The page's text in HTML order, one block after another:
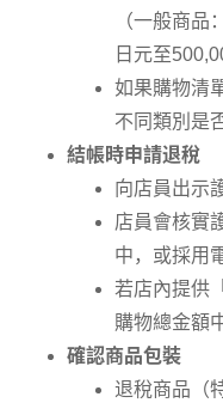
（一般商品
日元至
如果購物清
不同類別是
結帳時申請退稅
向店員出示
店員會核實
中，或採用
若店內提供
購物總金額
確認商品包裝
退稅商品（